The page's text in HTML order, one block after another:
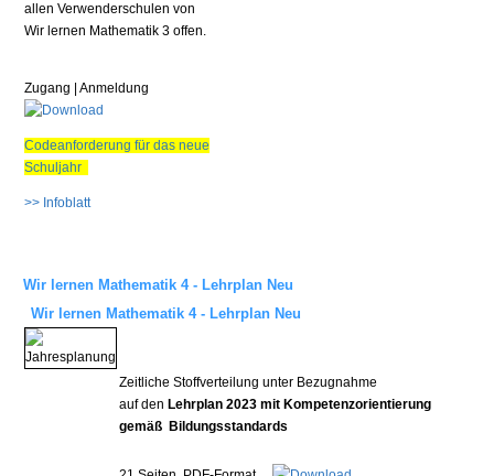
allen Verwenderschulen von
Wir lernen Mathematik 3 offen.
Zugang | Anmeldung
Codeanforderung für das neue
Schuljahr
>> Infoblatt
Wir lernen Mathematik 4 - Lehrplan Neu
Wir lernen Mathematik 4 - Lehrplan Neu
Zeitliche Stoffverteilung unter Bezugnahme
auf den Lehrplan 2023 mit Kompetenzorientierung
gemäß Bildungsstandards